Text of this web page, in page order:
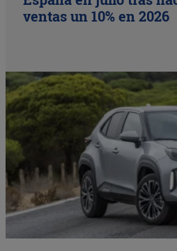
ventas un 10% en 2026